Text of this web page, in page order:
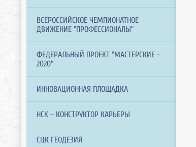
ВСЕРОССИЙСКОЕ ЧЕМПИОНАТНОЕ
ДВИЖЕНИЕ "ПРОФЕССИОНАЛЫ"
ФЕДЕРАЛЬНЫЙ ПРОЕКТ "МАСТЕРСКИЕ -
2020"
ИННОВАЦИОННАЯ ПЛОЩАДКА
НСК – КОНСТРУКТОР КАРЬЕРЫ
СЦК ГЕОДЕЗИЯ